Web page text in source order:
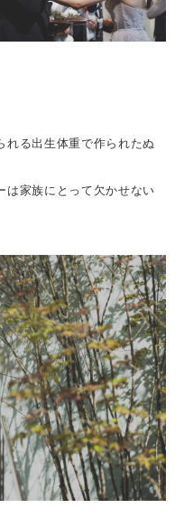
れる出生体重で作られたぬ
は家族にとって欠かせない